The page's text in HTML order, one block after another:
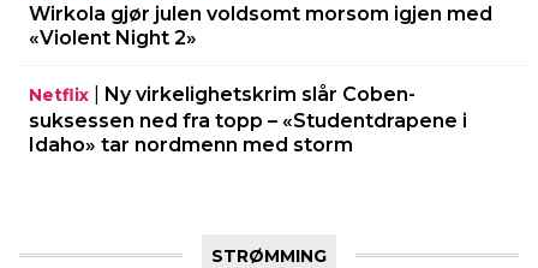
Wirkola gjør julen voldsomt morsom igjen med
«Violent Night 2»
Netflix
Ny virkelighetskrim slår Coben-
suksessen ned fra topp – «Studentdrapene i
Idaho» tar nordmenn med storm
STRØMMING